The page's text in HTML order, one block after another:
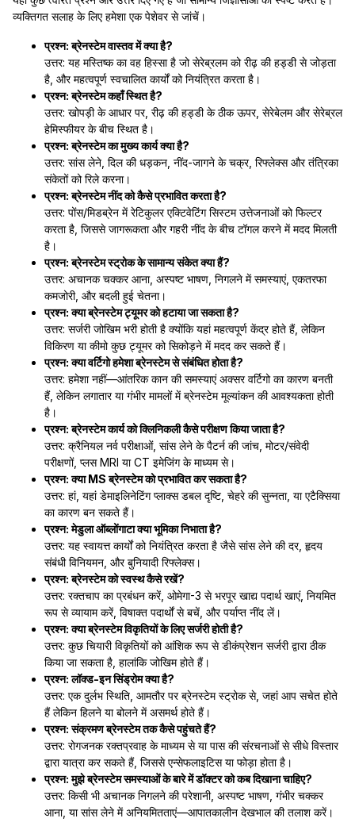
व्यक्तिगत सलाह के लिए हमेशा एक पेशेवर से जांचें।
प्रश्न: ब्रेनस्टेम वास्तव में क्या है?
उत्तर: यह मस्तिष्क का वह हिस्सा है जो सेरेब्रलम को रीढ़ की हड्डी से जोड़ता
है, और महत्वपूर्ण स्वचालित कार्यों को नियंत्रित करता है।
प्रश्न: ब्रेनस्टेम कहाँ स्थित है?
उत्तर: खोपड़ी के आधार पर, रीढ़ की हड्डी के ठीक ऊपर, सेरेबेलम और सेरेब्रल
हेमिस्फीयर के बीच स्थित है।
प्रश्न: ब्रेनस्टेम का मुख्य कार्य क्या है?
उत्तर: सांस लेने, दिल की धड़कन, नींद-जागने के चक्र, रिफ्लेक्स और तंत्रिका
संकेतों को रिले करना।
प्रश्न: ब्रेनस्टेम नींद को कैसे प्रभावित करता है?
उत्तर: पोंस/मिडब्रेन में रेटिकुलर एक्टिवेटिंग सिस्टम उत्तेजनाओं को फिल्टर
करता है, जिससे जागरूकता और गहरी नींद के बीच टॉगल करने में मदद मिलती
है।
प्रश्न: ब्रेनस्टेम स्ट्रोक के सामान्य संकेत क्या हैं?
उत्तर: अचानक चक्कर आना, अस्पष्ट भाषण, निगलने में समस्याएं, एकतरफा
कमजोरी, और बदली हुई चेतना।
प्रश्न: क्या ब्रेनस्टेम ट्यूमर को हटाया जा सकता है?
उत्तर: सर्जरी जोखिम भरी होती है क्योंकि यहां महत्वपूर्ण केंद्र होते हैं, लेकिन
विकिरण या कीमो कुछ ट्यूमर को सिकोड़ने में मदद कर सकते हैं।
प्रश्न: क्या वर्टिगो हमेशा ब्रेनस्टेम से संबंधित होता है?
उत्तर: हमेशा नहीं—आंतरिक कान की समस्याएं अक्सर वर्टिगो का कारण बनती
हैं, लेकिन लगातार या गंभीर मामलों में ब्रेनस्टेम मूल्यांकन की आवश्यकता होती
है।
प्रश्न: ब्रेनस्टेम कार्य को क्लिनिकली कैसे परीक्षण किया जाता है?
उत्तर: क्रैनियल नर्व परीक्षाओं, सांस लेने के पैटर्न की जांच, मोटर/संवेदी
परीक्षणों, प्लस MRI या CT इमेजिंग के माध्यम से।
प्रश्न: क्या MS ब्रेनस्टेम को प्रभावित कर सकता है?
उत्तर: हां, यहां डेमाइलिनेटिंग प्लाक्स डबल दृष्टि, चेहरे की सुन्नता, या एटैक्सिया
का कारण बन सकते हैं।
प्रश्न: मेडुला ऑब्लोंगाटा क्या भूमिका निभाता है?
उत्तर: यह स्वायत्त कार्यों को नियंत्रित करता है जैसे सांस लेने की दर, हृदय
संबंधी विनियमन, और बुनियादी रिफ्लेक्स।
प्रश्न: ब्रेनस्टेम को स्वस्थ कैसे रखें?
उत्तर: रक्तचाप का प्रबंधन करें, ओमेगा-3 से भरपूर खाद्य पदार्थ खाएं, नियमित
रूप से व्यायाम करें, विषाक्त पदार्थों से बचें, और पर्याप्त नींद लें।
प्रश्न: क्या ब्रेनस्टेम विकृतियों के लिए सर्जरी होती है?
उत्तर: कुछ चियारी विकृतियों को आंशिक रूप से डीकंप्रेशन सर्जरी द्वारा ठीक
किया जा सकता है, हालांकि जोखिम होते हैं।
प्रश्न: लॉक्ड-इन सिंड्रोम क्या है?
उत्तर: एक दुर्लभ स्थिति, आमतौर पर ब्रेनस्टेम स्ट्रोक से, जहां आप सचेत होते
हैं लेकिन हिलने या बोलने में असमर्थ होते हैं।
प्रश्न: संक्रमण ब्रेनस्टेम तक कैसे पहुंचते हैं?
उत्तर: रोगजनक रक्तप्रवाह के माध्यम से या पास की संरचनाओं से सीधे विस्तार
द्वारा यात्रा कर सकते हैं, जिससे एन्सेफलाइटिस या फोड़ा होता है।
प्रश्न: मुझे ब्रेनस्टेम समस्याओं के बारे में डॉक्टर को कब दिखाना चाहिए?
उत्तर: किसी भी अचानक निगलने की परेशानी, अस्पष्ट भाषण, गंभीर चक्कर
आना, या सांस लेने में अनियमितताएं—आपातकालीन देखभाल की तलाश करें।